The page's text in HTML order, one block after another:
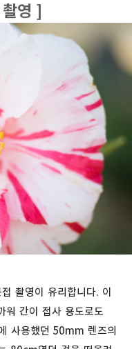
영 ]
촬영이 유리합니다. 이
워 간이 접사 용도로도
사용했던 50mm 렌즈의